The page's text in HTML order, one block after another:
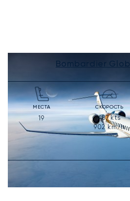
Bombardier
МЕСТА
19
СКОРОСТЬ
487kts
902 km/h